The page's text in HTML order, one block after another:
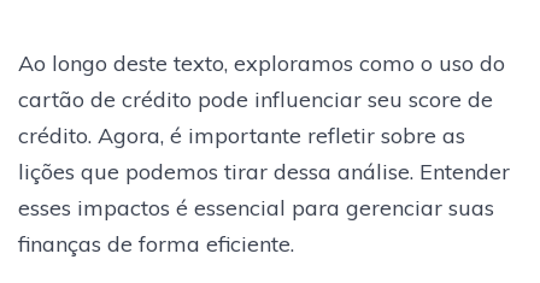
Ao longo deste texto, exploramos como o uso do
cartão de crédito pode influenciar seu score de
crédito. Agora, é importante refletir sobre as
lições que podemos tirar dessa análise. Entender
esses impactos é essencial para gerenciar suas
finanças de forma eficiente.